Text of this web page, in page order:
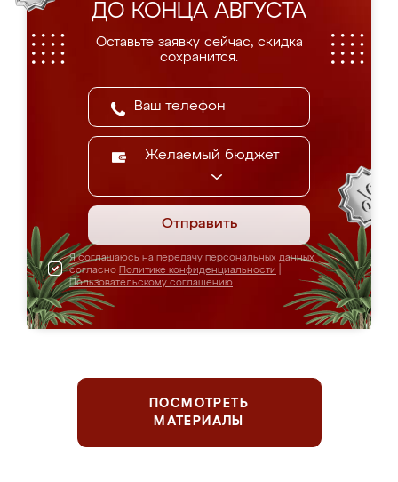
ДО КОНЦА АВГУСТА
Оставьте заявку сейчас, скидка
сохранится.
Желаемый бюджет
Отправить
Я соглашаюсь на передачу персональных данных
согласно Политике конфиденциальности
Пользовательскому соглашению
ПОСМОТРЕТЬ
МАТЕРИАЛЫ